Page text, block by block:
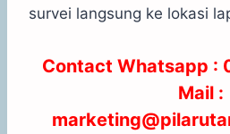
survei langsung ke lokasi
Contact Whatsapp :
Mail :